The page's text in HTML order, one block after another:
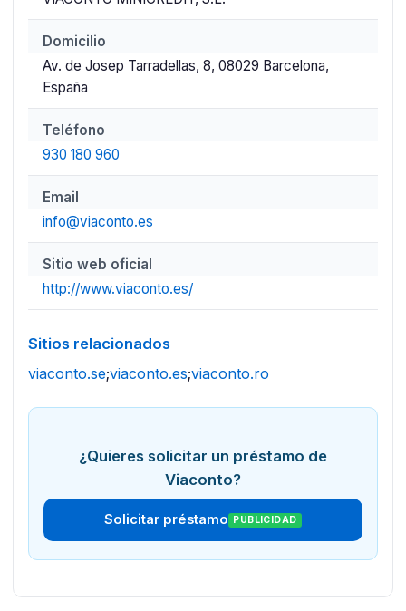
Domicilio
Av. de Josep Tarradellas, 8, 08029 Barcelona,
España
Teléfono
930 180 960
Email
info@viaconto.es
Sitio web oficial
http://www.viaconto.es/
Sitios relacionados
viaconto.se;viaconto.es;viaconto.ro
¿Quieres solicitar un préstamo de
Viaconto?
Solicitar préstamo PUBLICIDAD